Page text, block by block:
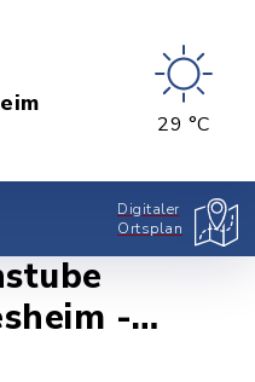
29 °C
Digitaler
Ortsplan
-